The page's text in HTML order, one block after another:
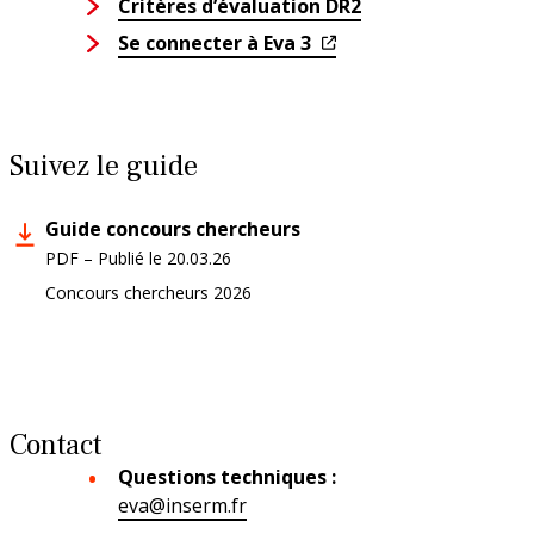
Critères d’évaluation DR2
Se connecter à Eva 3
Suivez le guide
Guide concours chercheurs
PDF – Publié le 20.03.26
Concours chercheurs 2026
Contact
Questions techniques :
eva@inserm.fr